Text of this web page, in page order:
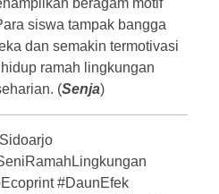
siswa tampak bangga
dan semakin termotivasi
ramah lingkungan
(Senja)
#DaunEfek